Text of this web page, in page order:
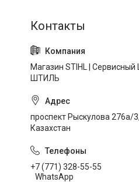
Магазин STIHL | Сервисный
ШТИЛЬ
проспект Рыскулова 276а/
Казахстан
+7 (771) 328-55-55
WhatsApp